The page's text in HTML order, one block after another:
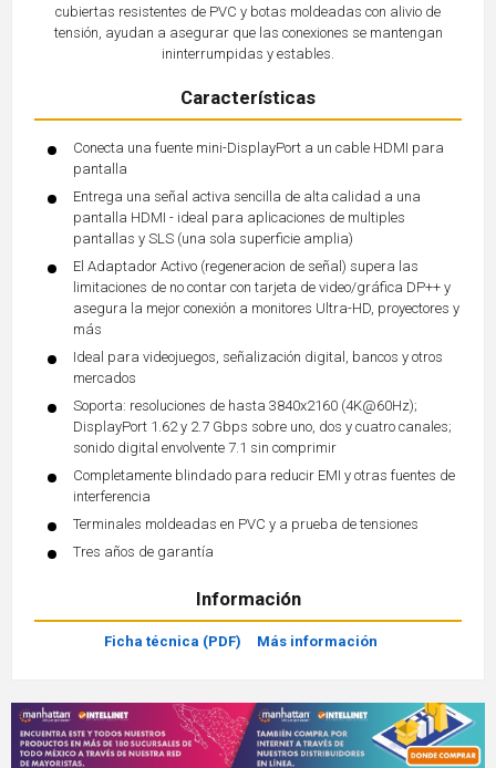
cubiertas resistentes de PVC y botas moldeadas con alivio de
tensión, ayudan a asegurar que las conexiones se mantengan
ininterrumpidas y estables.
Características
Conecta una fuente mini-DisplayPort a un cable HDMI para
pantalla
Entrega una señal activa sencilla de alta calidad a una
pantalla HDMI - ideal para aplicaciones de multiples
pantallas y SLS (una sola superficie amplia)
El Adaptador Activo (regeneracion de señal) supera las
limitaciones de no contar con tarjeta de video/gráfica DP++ y
asegura la mejor conexión a monitores Ultra-HD, proyectores y
más
Ideal para videojuegos, señalización digital, bancos y otros
mercados
Soporta: resoluciones de hasta 3840x2160 (4K@60Hz);
DisplayPort 1.62 y 2.7 Gbps sobre uno, dos y cuatro canales;
sonido digital envolvente 7.1 sin comprimir
Completamente blindado para reducir EMI y otras fuentes de
interferencia
Terminales moldeadas en PVC y a prueba de tensiones
Tres años de garantía
Información
Ficha técnica (PDF) Más información